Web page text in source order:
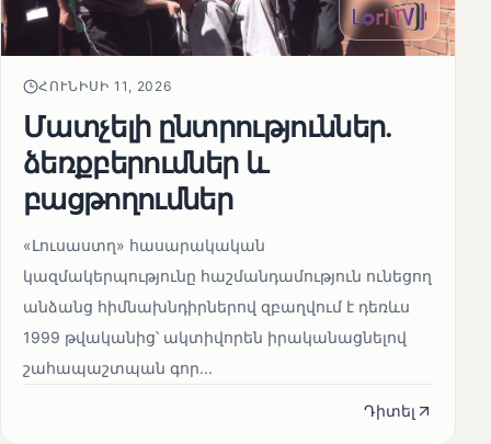
ՀՈՒՆԻՍԻ 11, 2026
Մատչելի ընտրություններ.
ձեռքբերումներ և
բացթողումներ
«Լուսաստղ» հասարակական
կազմակերպությունը հաշմանդամություն ունեցող
անձանց հիմնախնդիրներով զբաղվում է դեռևս
1999 թվականից՝ ակտիվորեն իրականացնելով
շահապաշտպան գոր...
Դիտել